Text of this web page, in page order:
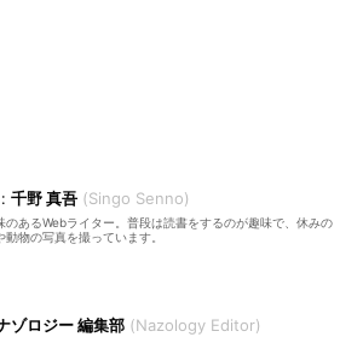
千野 真吾 Singo Senno
のあるWebライター。普段は読書をするのが趣味で、休みの
動物の写真を撮っています。
ゾロジー 編集部 Nazology Editor